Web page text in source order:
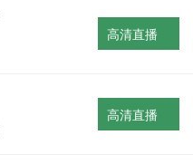
高清直播
高清直播